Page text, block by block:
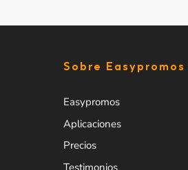
Sobre Easypromos
Easypromos
Aplicaciones
Precios